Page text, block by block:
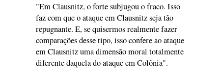
"Em Clausnitz, o forte subjugou o fraco. Isso
faz com que o ataque em Clausnitz seja tão
repugnante. E, se quisermos realmente fazer
comparações desse tipo, isso confere ao ataque
em Clausnitz uma dimensão moral totalmente
diferente daquela do ataque em Colônia".